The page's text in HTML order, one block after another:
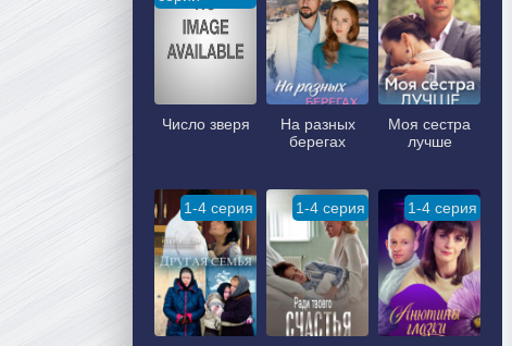
Число зверя
На разных
берегах
Моя сестра
лучше
1-4 серия 1-4 серия 1-4 серия